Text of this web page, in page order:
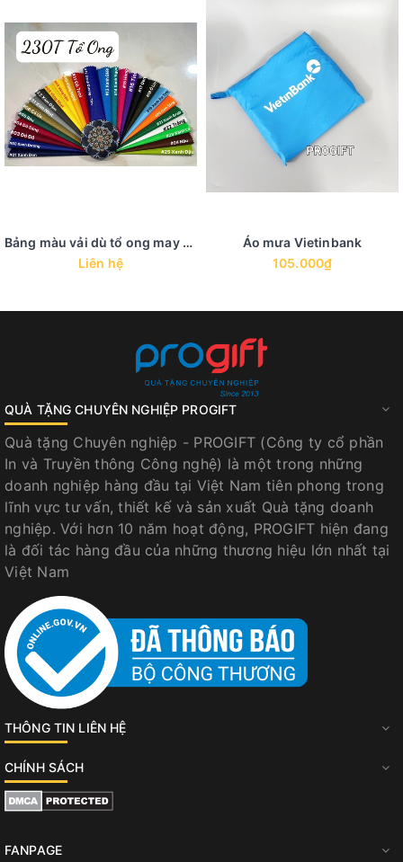
Bảng màu vải dù tổ ong may áo mưa
Liên hệ
Áo mưa Vietinbank
105.000₫
QUÀ TẶNG CHUYÊN NGHIỆP PROGIFT
Quà tặng Chuyên nghiệp - PROGIFT (Công ty cổ phần
In và Truyền thông Công nghệ) là một trong những
doanh nghiệp hàng đầu tại Việt Nam tiên phong trong
lĩnh vực tư vấn, thiết kế và sản xuất Quà tặng doanh
nghiệp. Với hơn 10 năm hoạt động, PROGIFT hiện đang
là đối tác hàng đầu của những thương hiệu lớn nhất tại
Việt Nam
THÔNG TIN LIÊN HỆ
CHÍNH SÁCH
FANPAGE